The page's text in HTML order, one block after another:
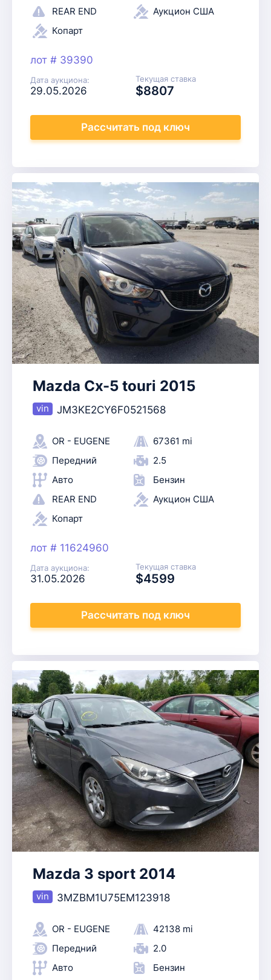
REAR END
Аукцион США
Копарт
лот # 39390
Дата аукциона:
29.05.2026
Текущая ставка
$8807
Рассчитать под ключ
Mazda Cx-5 touri 2015
JM3KE2CY6F0521568
OR - EUGENE
67361 mi
Передний
2.5
Авто
Бензин
REAR END
Аукцион США
Копарт
лот # 11624960
Дата аукциона:
31.05.2026
Текущая ставка
$4599
Рассчитать под ключ
Mazda 3 sport 2014
3MZBM1U75EM123918
OR - EUGENE
42138 mi
Передний
2.0
Авто
Бензин